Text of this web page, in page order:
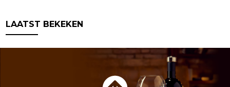
LAATST BEKEKEN